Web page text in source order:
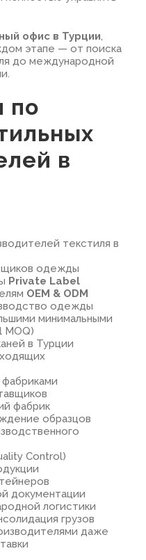
офис в Турции,
этапе — от поиска
до международной
по
в
текстиля в
одежды
Private Label
OEM & ODM
одежды
минимальными
MOQ)
в Турции
фабрик
образцов
Control)
документации
логистики
грузов
даже